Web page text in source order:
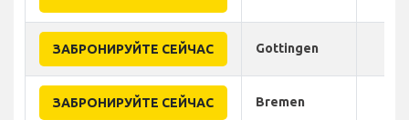
ЗАБРОНИРУЙТЕ СЕЙЧАС Gottingen
ЗАБРОНИРУЙТЕ СЕЙЧАС Bremen